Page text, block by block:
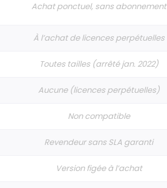
Achat ponctuel, sans abonnement
À l’achat de licences perpétuelles
Toutes tailles (arrêté jan. 2022)
Aucune (licences perpétuelles)
Non compatible
Revendeur sans SLA garanti
Version figée à l’achat